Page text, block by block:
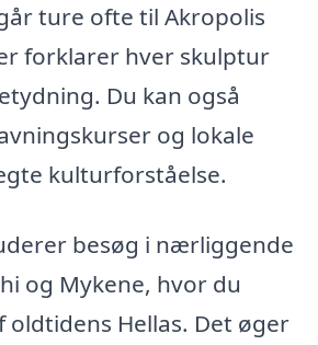
ture ofte til Akropolis
forklarer hver skulptur
Du kan også
og lokale
kulturforståelse.
besøg i nærliggende
og Mykene, hvor du
oldtidens Hellas. Det øger